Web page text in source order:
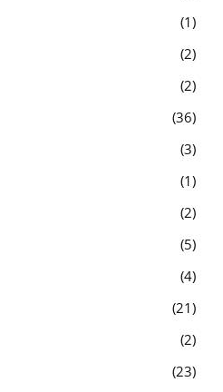
1
2
2
36
3
1
2
5
4
21
2
23